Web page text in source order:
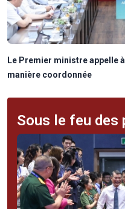
Le Premier ministre appelle
manière coordonnée
Sous le feu des